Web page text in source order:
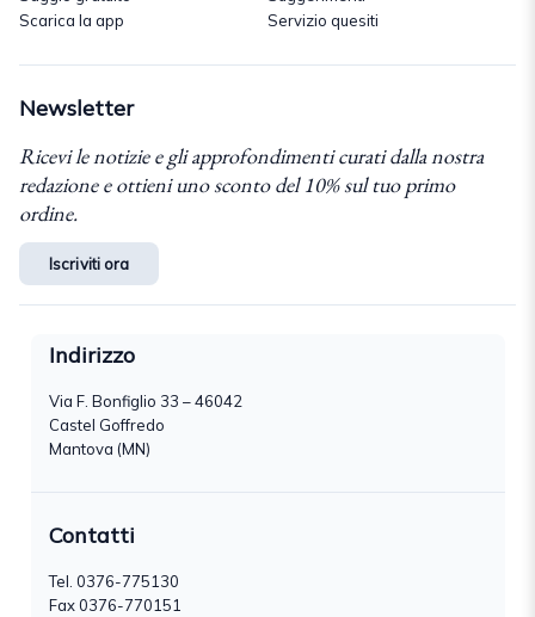
Scarica la app
Servizio quesiti
Newsletter
Ricevi le notizie e gli approfondimenti curati dalla nostra
redazione e ottieni uno sconto del 10% sul tuo primo
ordine.
Iscriviti ora
Indirizzo
Via F. Bonfiglio 33 – 46042
Castel Goffredo
Mantova (MN)
Contatti
Tel. 0376-775130
Fax 0376-770151